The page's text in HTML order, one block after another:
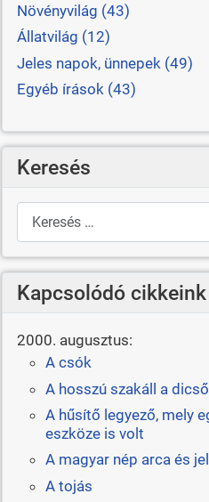
Növényvilág (43)
Állatvilág (12)
Jeles napok, ünnepek (49)
Egyéb írások (43)
Keresés
Keresés
Kapcsolódó cikkeink
2000. augusztus:
A csók
A hosszú szakáll a
A hűsítő legyező, mely
eszköze is volt
A magyar nép arca és
A tojás